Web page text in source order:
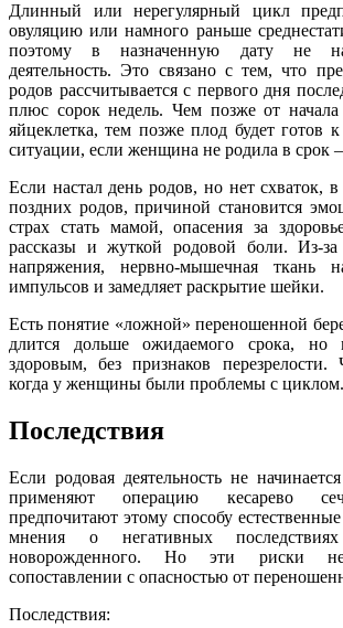
Длинный или нерегулярный цикл
овуляцию или намного раньше
поэтому в назначенную дату не
деятельность. Это связано с тем, что
родов рассчитывается с первого дня
плюс сорок недель. Чем позже от начала
яйцеклетка, тем позже плод будет готов
ситуации, если женщина не родила в срок
Если настал день родов, но нет схваток,
поздних родов, причиной становится
страх стать мамой, опасения за
рассказы и жуткой родовой боли. Из-за
напряжения, нервно-мышечная ткань
импульсов и замедляет раскрытие шейки.
Есть понятие «ложной» переношенной
длится дольше ожидаемого срока, но
здоровым, без признаков перезрелости.
когда у женщины были проблемы с циклом.
Последствия
Если родовая деятельность не
применяют операцию кесарево
предпочитают этому способу
мнения о негативных
новорожденного. Но эти риски
сопоставлении с опасностью от
Последствия: